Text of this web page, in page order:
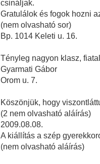
csináljak.
Gratulálok és fogok hozni
(nem olvasható sor)
Bp. 1014 Keleti u. 16.
Tényleg nagyon klasz,
Gyarmati Gábor
Orom u. 7.
Köszönjük, hogy
(2 nem olvasható aláírás)
2009.08.08.
A kiállítás a szép
(nem olvasható aláírás)